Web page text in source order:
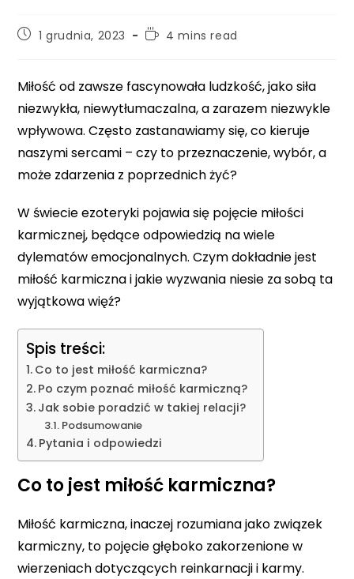
Post1 grudnia, 2023
Reading
4 mins read
Miłość od zawsze fascynowała ludzkość, jako siła
niezwykła, niewytłumaczalna, a zarazem niezwykle
wpływowa. Często zastanawiamy się, co kieruje
naszymi sercami – czy to przeznaczenie, wybór, a
może zdarzenia z poprzednich żyć?
W świecie ezoteryki pojawia się pojęcie miłości
karmicznej, będące odpowiedzią na wiele
dylematów emocjonalnych. Czym dokładnie jest
miłość karmiczna i jakie wyzwania niesie za sobą ta
wyjątkowa więź?
Spis treści:
Co to jest miłość karmiczna?
Po czym poznać miłość karmiczną?
Jak sobie poradzić w takiej relacji?
Podsumowanie
Pytania i odpowiedzi
Co to jest miłość karmiczna?
Miłość karmiczna, inaczej rozumiana jako związek
karmiczny, to pojęcie głęboko zakorzenione w
wierzeniach dotyczących reinkarnacji i karmy.